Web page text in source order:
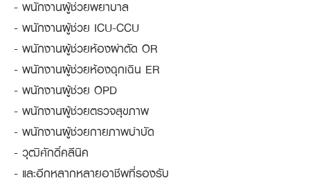
- พนักงานผู้ช่วยพยาบาล
- พนักงานผู้ช่วย ICU-CCU
- พนักงานผู้ช่วยห้องผ่าตัด OR
- พนักงานผู้ช่วยห้องฉุกเฉิน ER
- พนักงานผู้ช่วย OPD
- พนักงานผู้ช่วยตรวจสุขภาพ
- พนักงานผู้ช่วยกายภาพบำบัด
- วุฒิศักดิ์คลีนิค
- และอีกหลากหลายอาชีพที่รองรับ